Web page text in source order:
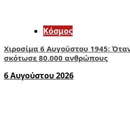
Κόσμος
Χιροσίμα 6 Αυγούστου 1945:
σκότωσε 80.000 ανθρώπους
6 Αυγούστου 2026